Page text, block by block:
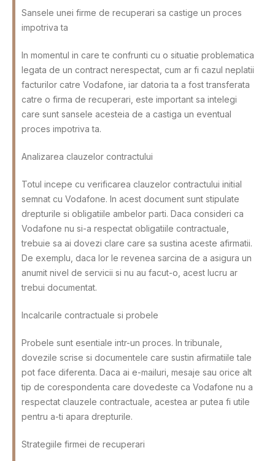
Sansele unei firme de recuperari sa castige un proces
impotriva ta
In momentul in care te confrunti cu o situatie problematica
legata de un contract nerespectat, cum ar fi cazul neplatii
facturilor catre Vodafone, iar datoria ta a fost transferata
catre o firma de recuperari, este important sa intelegi
care sunt sansele acesteia de a castiga un eventual
proces impotriva ta.
Analizarea clauzelor contractului
Totul incepe cu verificarea clauzelor contractului initial
semnat cu Vodafone. In acest document sunt stipulate
drepturile si obligatiile ambelor parti. Daca consideri ca
Vodafone nu si-a respectat obligatiile contractuale,
trebuie sa ai dovezi clare care sa sustina aceste afirmatii.
De exemplu, daca lor le revenea sarcina de a asigura un
anumit nivel de servicii si nu au facut-o, acest lucru ar
trebui documentat.
Incalcarile contractuale si probele
Probele sunt esentiale intr-un proces. In tribunale,
dovezile scrise si documentele care sustin afirmatiile tale
pot face diferenta. Daca ai e-mailuri, mesaje sau orice alt
tip de corespondenta care dovedeste ca Vodafone nu a
respectat clauzele contractuale, acestea ar putea fi utile
pentru a-ti apara drepturile.
Strategiile firmei de recuperari